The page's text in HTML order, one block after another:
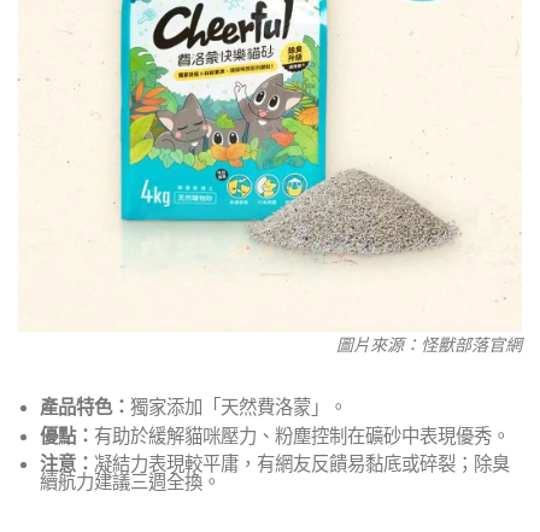
圖片來源：怪獸部落官網
產品特色：獨家添加「天然費洛蒙」。
優點： 有助於緩解貓咪壓力、粉塵控制在礦砂中表現優秀。
注意： 凝結力表現較平庸，有網友反饋易黏底或碎裂；除臭
續航力建議三週全換。